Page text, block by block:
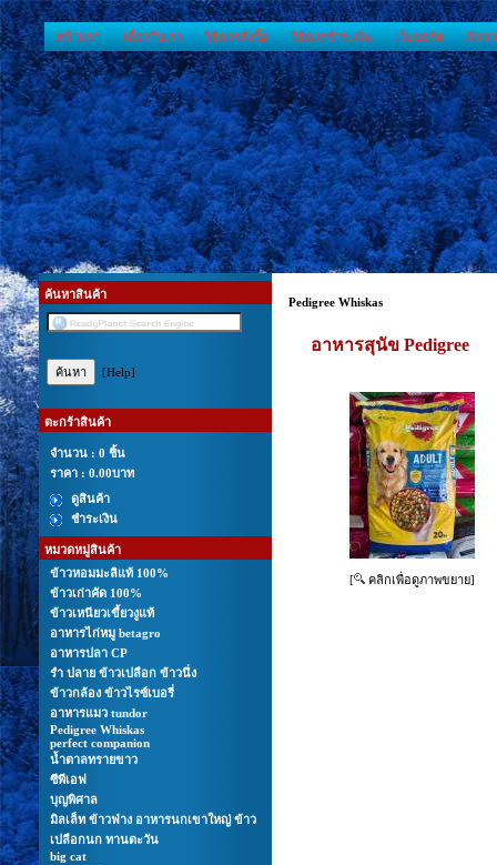
หน้าแรก เกี่ยวกับเรา วิธีการสั่งซื้อ วิธีการชำระเงิน เว็บบอร์ด ค้นห
ค้นหาสินค้า
[Help]
ตะกร้าสินค้า
จำนวน : 0 ชิ้น
ราคา : 0.00บาท
ดูสินค้า
ชำระเงิน
หมวดหมู่สินค้า
ข้าวหอมมะลิแท้ 100%
ข้าวเก่าคัด 100%
ข้าวเหนียวเขี้ยวงูแท้
อาหารไก่หมู betagro
อาหารปลา CP
รํา ปลาย ข้าวเปลือก ข้าวนึ่ง
ข้าวกล้อง ข้าวไรซ์เบอรี่
อาหารแมว tundor
Pedigree Whiskas
perfect companion
นํ้าตาลทรายขาว
ซีพีเอฟ
บุญพิศาล
มิลเล็ท ข้าวฟ่าง อาหารนกเขาใหญ่ ข้าว
เปลือกนก ทานตะวัน
big cat
Pedigree Whiskas
อาหารสุนัข Pedigree
[ คลิกเพื่อดูภาพขยาย]